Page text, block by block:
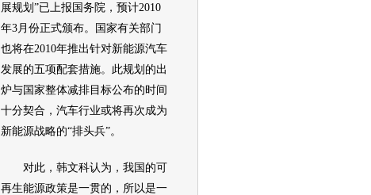
展规划”已上报国务院，预计2010
年3月份正式颁布。国家有关部门
也将在2010年推出针对新能源汽车
发展的五项配套措施。此规划的出
炉与国家整体减排目标公布的时间
十分契合， 汽车行业或将再次成为
新能源战略的“排头兵”。
对此，韩文科认为，我国的可
再生能源政策是一贯的，所以是一